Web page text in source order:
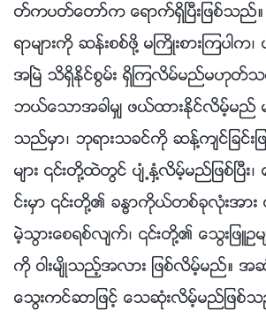
တ္ကပတ္ေတာ္က ေရာက္ရွိၿပီးျဖစ္သ
ရာမ်ားကို ဆန္းစစ္ဖို႔ မႀကိဳးစားၾကပါ
အၿမဲ သိရွိႏိုင္စြမ္း ရွိၾကလိမ္မည္မဟုတ္
ဘယ္ေသာအခါမွ် ဖယ္ထားႏိုင္လိမ့္မ
သည္မွာ၊ ဘုရားသခင္ကို ဆန႔္က်င္ျခင္းျ
မ်ား ၎တို႔ထဲတြင္ ပ်ံ႕ႏွံ႔လိမ့္မည္ျဖစ္ၿပီး
င္းမွာ ၎တို႔၏ ခႏၶာကိုယ္တစ္ခုလုံးအား ေ
မဲ့သြားေစရစ္လ်က္၊ ၎တို႔၏ ေသြးျဖဴဥမ်
ကို ဝါးမ်ိဳသည့္အလား ျဖစ္လိမ့္မည္။
ေသြးကင္ဆာျဖင့္ ေသဆုံးလိမ့္မည္ျဖ